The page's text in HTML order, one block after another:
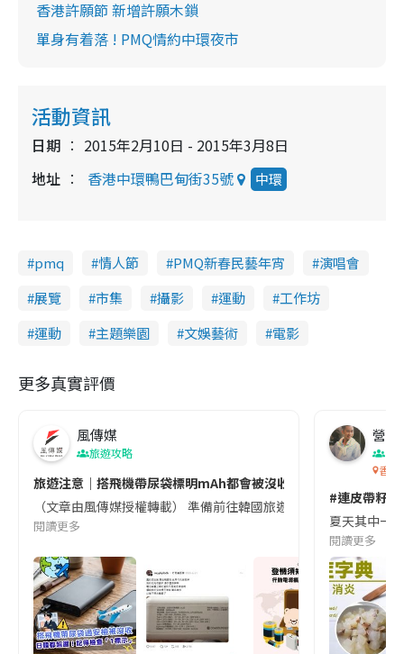
香港許願節 新增許願木鎖
單身有着落 ! PMQ情約中環夜市
活動資訊
日期
2015年2月10日 - 2015年3月8日
地址
香港中環鴨巴甸街35號 中環
pmq 情人節 PMQ新春民藝年宵
演唱會
展覽
市集 攝影 運動
工作坊
運動
主題樂園 文娛藝術 電影
更多真實評價
風傳媒
旅遊攻略
旅遊注意｜搭飛機帶尿袋標明mAh都會被沒收😱出發前切記檢查
（文章由風傳媒授權轉載） 準備前往韓國旅遊的民眾，近期要
閱讀更多
營養
香港
#連皮帶籽
夏天其中一
閱讀更多